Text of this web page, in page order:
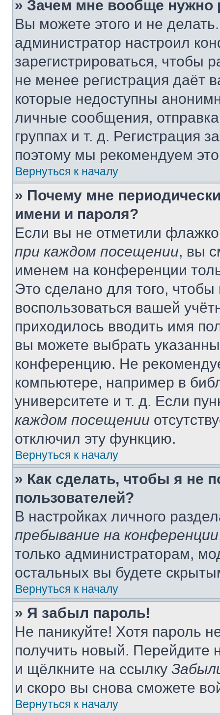
» Зачем мне вообще нужно
Вы можете этого и не
администратор настроил
зарегистрироваться, чтобы
не менее регистрация даёт
которые недоступны
личные сообщения,
группах и т. д. Регистрация
поэтому мы рекомендуем
Вернуться к началу
» Почему мне
имени и пароля?
Если вы не отметили
при каждом посещении, вы
именем на конференции
Это сделано для того, чтобы
воспользоваться вашей
приходилось вводить имя
вы можете выбрать
конференцию. Не
компьютере, например в
университете и т. д. Если
каждом посещении
отключил эту функцию.
Вернуться к началу
» Как сделать, чтобы я не
пользователей?
В настройках личного
пребывание на конференции
только администраторам,
остальных вы будете
Вернуться к началу
» Я забыл пароль!
Не паникуйте! Хотя пароль
получить новый. Перейдите
и щёлкните на ссылку
и скоро вы снова сможете
Вернуться к началу